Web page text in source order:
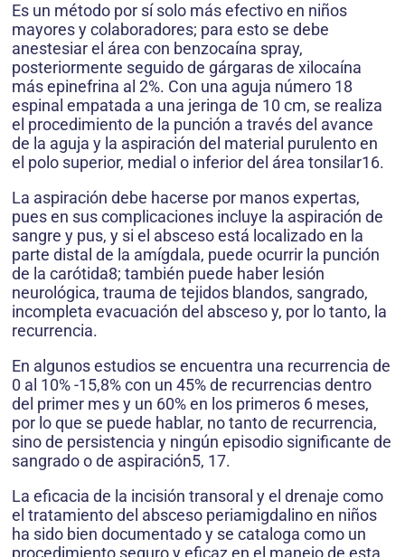
Es un método por sí solo más efectivo en niños
mayores y colaboradores; para esto se debe
anestesiar el área con benzocaína spray,
posteriormente seguido de gárgaras de xilocaína
más epinefrina al 2%. Con una aguja número 18
espinal empatada a una jeringa de 10 cm, se realiza
el procedimiento de la punción a través del avance
de la aguja y la aspiración del material purulento en
el polo superior, medial o inferior del área tonsilar16.
La aspiración debe hacerse por manos expertas,
pues en sus complicaciones incluye la aspiración de
sangre y pus, y si el absceso está localizado en la
parte distal de la amígdala, puede ocurrir la punción
de la carótida8; también puede haber lesión
neurológica, trauma de tejidos blandos, sangrado,
incompleta evacuación del absceso y, por lo tanto, la
recurrencia.
En algunos estudios se encuentra una recurrencia de
0 al 10% -15,8% con un 45% de recurrencias dentro
del primer mes y un 60% en los primeros 6 meses,
por lo que se puede hablar, no tanto de recurrencia,
sino de persistencia y ningún episodio significante de
sangrado o de aspiración5, 17.
La eficacia de la incisión transoral y el drenaje como
el tratamiento del absceso periamigdalino en niños
ha sido bien documentado y se cataloga como un
procedimiento seguro y eficaz en el manejo de esta